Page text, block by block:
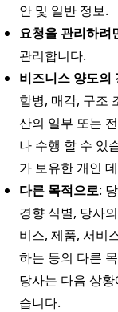
안 및 일반 정보.
요청을 관리하려
관리합니다.
비즈니스 양도의
합병, 매각, 구조
산의 일부 또는
나 수행 할 수 있
가 보유한 개인
다른 목적으로:
경향 식별, 당사
비스, 제품, 서비
하는 등의 다른
당사는 다음 상
습니다.